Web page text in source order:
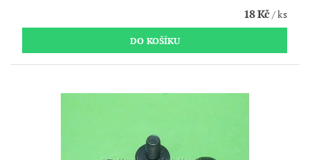
18 Kč/ ks